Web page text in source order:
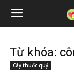
Từ khóa:
Cây thuốc quý